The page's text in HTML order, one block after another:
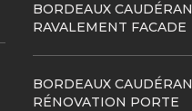
BORDEAUX CAUDÉRAN
RAVALEMENT FACADE
BORDEAUX CAUDÉRAN
RÉNOVATION PORTE